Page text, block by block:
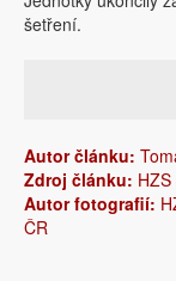
šetření.
Autor článku:
Zdroj článku:
Autor fotografií:
ČR